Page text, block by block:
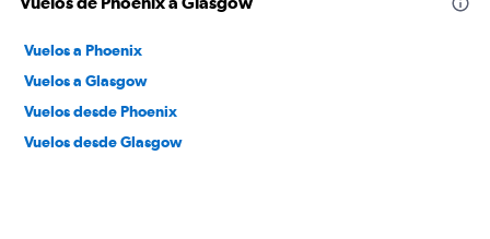
Vuelos a Phoenix
Vuelos a Glasgow
Vuelos desde Phoenix
Vuelos desde Glasgow